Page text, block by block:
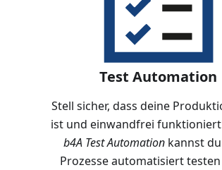
Test Automation
Stell sicher, dass deine
ist und einwandfrei
b4A Test Automationkannst
Prozesse automatisiert